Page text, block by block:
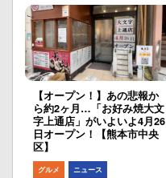
【オープン！】あの悲報か
ら約2ヶ月…「お好み焼大文
字上通店」がいよいよ4月26
日オープン！【熊本市中央
区】
グルメ ニュース